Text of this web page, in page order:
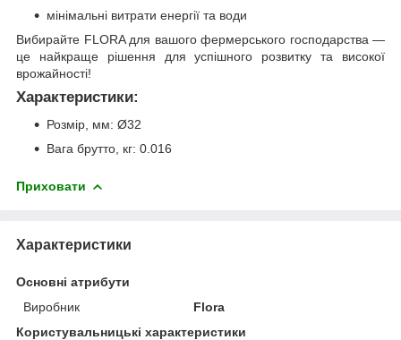
мінімальні витрати енергії та води
Вибирайте FLORA для вашого фермерського господарства —
це найкраще рішення для успішного розвитку та високої
врожайності!
Характеристики:
Розмір, мм: Ø32
Вага брутто, кг: 0.016
Приховати
Характеристики
Основні атрибути
Виробник
Flora
Користувальницькі характеристики